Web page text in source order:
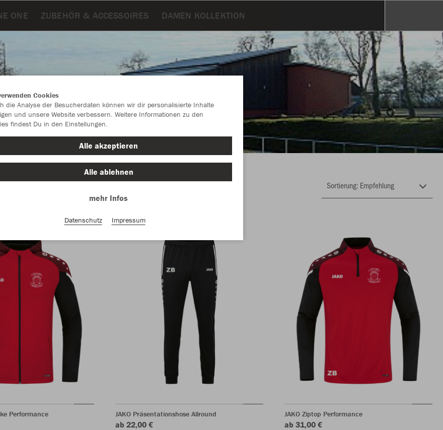
ONE ZUBEHÖR & ACCESSOIRES DAMEN KOLLEKTION
Performance JAKO Präsentationshose Allround
ab 22,00 €
JAKO Ziptop Performance
ab 31,00 €
Cookies
die Analyse der Besucherdaten können wir dir personalisierte Inhalte
und unsere Website verbessern. Weitere Informationen zu den
findest Du in den Einstellungen.
Alle akzeptieren
Alle ablehnen
mehr Infos
Datenschutz Impressum